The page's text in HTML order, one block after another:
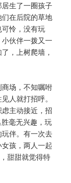
生了一圈孩子
们在后院的草地
怜，没有玩
伙伴一拨又一
，上树爬墙，
场，不知嘱咐
人就打招呼。
主动接近，招
毫无兴趣，玩
伴。有一次去
孩，两人一起
甜甜就觉得特